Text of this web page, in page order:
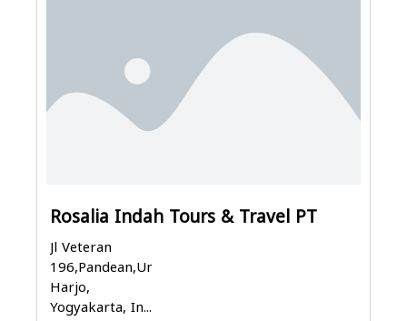
Rosalia Indah Tours & Travel PT
Jl Veteran
196,Pandean,Umbul
Harjo,
Yogyakarta, In...